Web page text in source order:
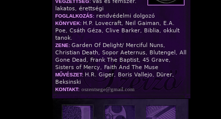
lakatos, érettségi
FOGLALKOZÁS: rendvédelmi dolgozó
KÖNYVEK: H.P. Lovecraft, Neil Gaiman, E.A.
Poe, Csáth Géza, Clive Barker, Biblia, okkult
tanok.
ZENE: Garden Of Delight/ Merciful Nuns,
Christian Death, Sopor Aeternus, Blutengel, All
Gone Dead, Frank The Baptist, 45 Grave,
Sisters of Mercy, Faith And The Muse
MŰVÉSZET: H.R. Giger, Boris Vallejo, Dürer,
Beksinski
KONTAKT: oszentsege@gmail.com